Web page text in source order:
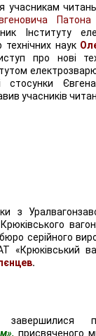
учасникам
Патона
Інституту
наук
про нові
стосунки
учасників
з
серійного
«Крюківський
.
завершилися
присвяченого